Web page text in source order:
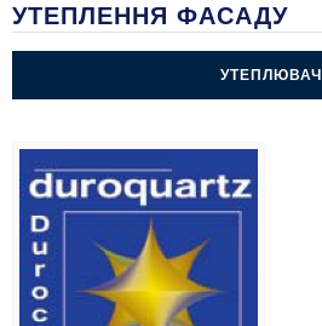
УТЕПЛЕННЯ ФАСАДУ
УТЕПЛЮВАЧ